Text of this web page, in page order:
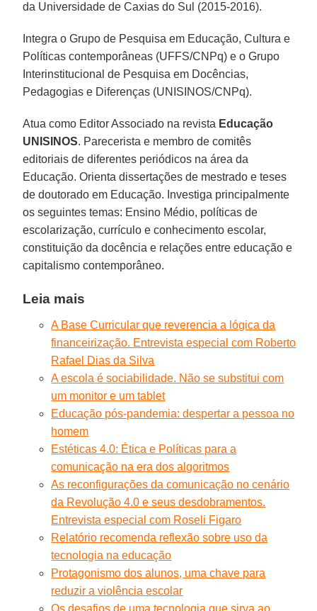
da Universidade de Caxias do Sul (2015-2016).
Integra o Grupo de Pesquisa em Educação, Cultura e
Políticas contemporâneas (UFFS/CNPq) e o Grupo
Interinstitucional de Pesquisa em Docências,
Pedagogias e Diferenças (UNISINOS/CNPq).
Atua como Editor Associado na revista Educação
UNISINOS. Parecerista e membro de comitês
editoriais de diferentes periódicos na área da
Educação. Orienta dissertações de mestrado e teses
de doutorado em Educação. Investiga principalmente
os seguintes temas: Ensino Médio, políticas de
escolarização, currículo e conhecimento escolar,
constituição da docência e relações entre educação e
capitalismo contemporâneo.
Leia mais
A Base Curricular que reverencia a lógica da
financeirização. Entrevista especial com Roberto
Rafael Dias da Silva
A escola é sociabilidade. Não se substitui com
um monitor e um tablet
Educação pós-pandemia: despertar a pessoa no
homem
Estéticas 4.0: Ética e Políticas para a
comunicação na era dos algoritmos
As reconfigurações da comunicação no cenário
da Revolução 4.0 e seus desdobramentos.
Entrevista especial com Roseli Figaro
Relatório recomenda reflexão sobre uso da
tecnologia na educação
Protagonismo dos alunos, uma chave para
reduzir a violência escolar